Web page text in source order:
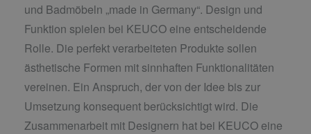
und Badmöbeln „made in Germany“. Design und
Funktion spielen bei KEUCO eine entscheidende
Rolle. Die perfekt verarbeiteten Produkte sollen
ästhetische Formen mit sinnhaften Funktionalitäten
vereinen. Ein Anspruch, der von der Idee bis zur
Umsetzung konsequent berücksichtigt wird. Die
Zusammenarbeit mit Designern hat bei KEUCO eine